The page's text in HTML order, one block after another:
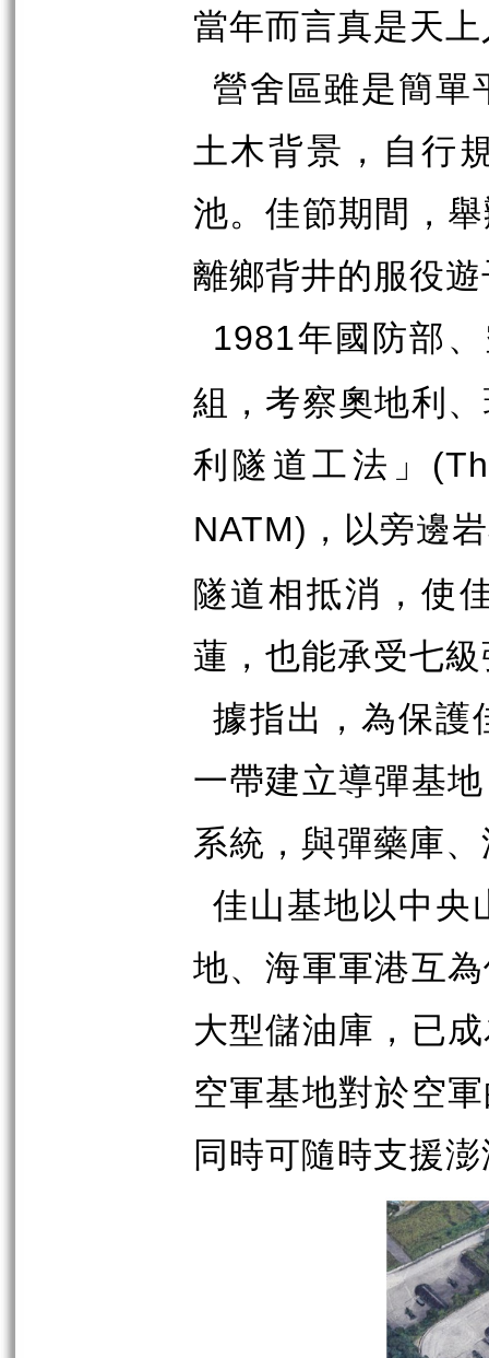
當年而言真是天
營舍區雖是簡單
土木背景，自行
池。佳節期間，
離鄉背井的服役
1981年國防部
組，考察奧地利
利隧道工法」
NATM) ，以旁邊
隧道相抵消，使
蓮，也能承受七
據指出，為保護
一帶建立導彈基
系統，與彈藥庫
佳山基地以中央
地、海軍軍港互
大型儲油庫，已
空軍基地對於空
同時可隨時支援